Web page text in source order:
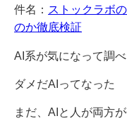
件名： ストックラボ
のか徹底検証
AI系が気になって調
ダメだAIってなった
まだ、AIと人が両方